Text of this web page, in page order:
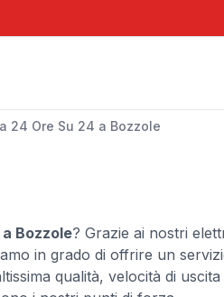
24 Ore Su 24 a Bozzole
Bozzole? Grazie ai nostri
in grado di offrire un
qualità, velocità di